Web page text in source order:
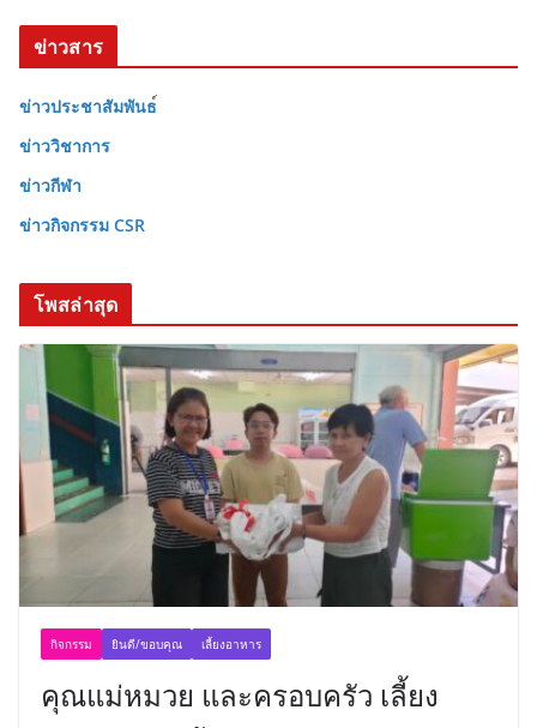
ข่าวสาร
ข่าวประชาสัมพันธ
ข่าววิชาการ
ข่าวกีฬา
ข่าวกิจกรรม CSR
โพสล่าสุด
กิจกรรม ยินดี/ขอบคุณ เลี้ยงอาหาร
คุณแม่หมวย และครอบครัว เลี้ยง